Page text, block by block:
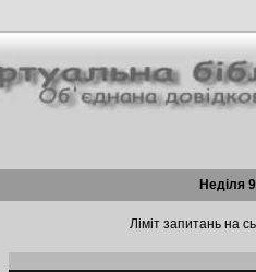
Неділя
Ліміт запитань на